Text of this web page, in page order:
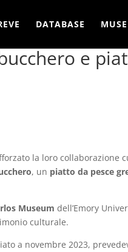
DATABASE
e
la loro collaborazione
, un piatto da pesce
Museum dell’Emory
culturale.
a novembre 2023,